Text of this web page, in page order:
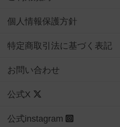
個人情報保護方針
特定商取引法に基づく表記
お問い合わせ
公式X
公式instagram